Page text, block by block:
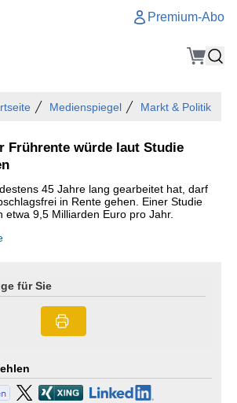
Premium-Abo
Medienspiegel Markt & Politik
Frührente würde laut Studie
45 Jahre lang gearbeitet hat, darf
in Rente gehen. Einer Studie
etwa 9,5 Milliarden Euro pro Jahr.
für Sie